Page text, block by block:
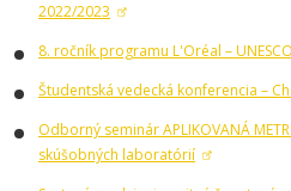
2022/2023
8. ročník programu L'Oréal –
Študentská vedecká konferencia –
Odborný seminár APLIKOVANÁ
skúšobných laboratórií